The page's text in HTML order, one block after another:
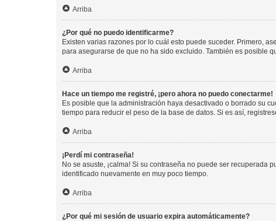
Arriba
¿Por qué no puedo identificarme?
Existen varias razones por lo cuál esto puede suceder. Primero,
para asegurarse de que no ha sido excluido. También es posible
Arriba
Hace un tiempo me registré, ¡pero ahora no puedo conectarme!
Es posible que la administración haya desactivado o borrado su
tiempo para reducir el peso de la base de datos. Si es así,
Arriba
¡Perdí mi contraseña!
No se asuste, ¡calma! Si su contraseña no puede ser
identificado nuevamente en muy poco tiempo.
Arriba
¿Por qué mi sesión de usuario expira automáticamente?